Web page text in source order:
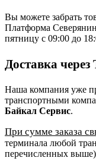
Вы можете забрать
Платформа
пятницу с 09:00 до
Доставка
Наша компания уже
транспортными
Байкал Сервис.
При сумме заказа
терминала любой
перечисленных выше)